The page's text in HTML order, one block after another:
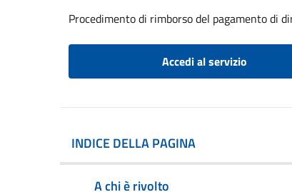
Procedimento di rimborso del pagamento di
Accedi al servizio
INDICE DELLA PAGINA
A chi è rivolto